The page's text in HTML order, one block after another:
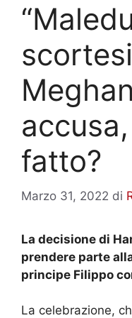
fatto?
Marzo 31, 2022 di
La decisione di
prendere parte
principe Filippo
La celebrazione,